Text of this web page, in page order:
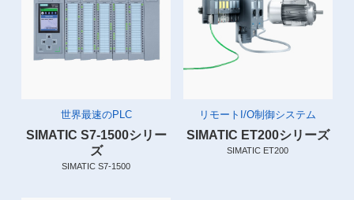
世界最速のPLC
SIMATIC S7-1500シリー
ズ
SIMATIC S7-1500
リモートI/O制御システム
SIMATIC ET200シリーズ
SIMATIC ET200